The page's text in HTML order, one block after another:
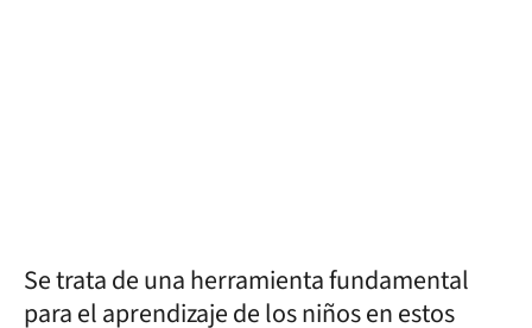
Se trata de una herramienta fundamental
para el aprendizaje de los niños en estos